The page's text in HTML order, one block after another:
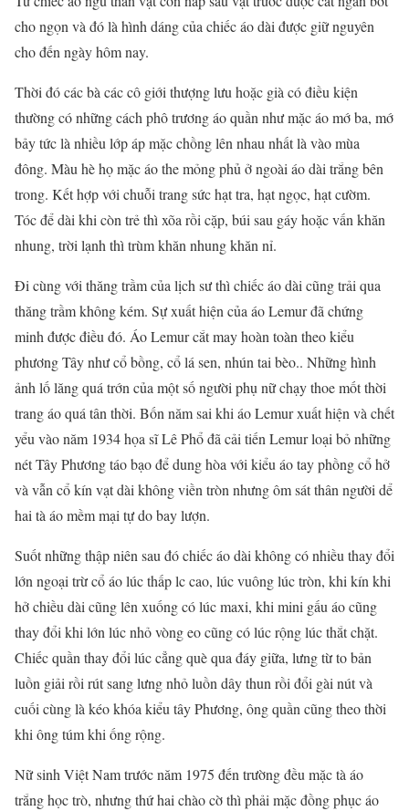
cho ngọn và đó là hình dáng của chiếc áo dài được giữ nguyên
cho đến ngày hôm nay.
Thời đó các bà các cô giới thượng lưu hoặc già có điều kiện
thường có những cách phô trương áo quần như mặc áo mớ ba, mớ
bảy tức là nhiều lớp áp mặc chồng lên nhau nhất là vào mùa
đông. Màu hè họ mặc áo the mỏng phủ ở ngoài áo dài trắng bên
trong. Kết hợp với chuỗi trang sức hạt tra, hạt ngọc, hạt cườm.
Tóc để dài khi còn trẻ thì xõa rồi cặp, búi sau gáy hoặc vấn khăn
nhung, trời lạnh thì trùm khăn nhung khăn nỉ.
Đi cùng với thăng trầm của lịch sư thì chiếc áo dài cũng trải qua
thăng trầm không kém. Sự xuất hiện của áo Lemur đã chứng
minh được điều đó. Áo Lemur cắt may hoàn toàn theo kiểu
phương Tây như cổ bồng, cổ lá sen, nhún tai bèo.. Những hình
ảnh lố lăng quá trớn của một số người phụ nữ chạy thoe mốt thời
trang áo quá tân thời. Bốn năm sai khi áo Lemur xuất hiện và chết
yểu vào năm 1934 họa sĩ Lê Phổ đã cải tiến Lemur loại bỏ những
nét Tây Phương táo bạo để dung hòa với kiểu áo tay phồng cổ hở
và vẫn cổ kín vạt dài không viền tròn nhưng ôm sát thân người dể
hai tà áo mềm mại tự do bay lượn.
Suốt những thập niên sau đó chiếc áo dài không có nhiều thay đổi
lớn ngoại trừ cổ áo lúc thấp lc cao, lúc vuông lúc tròn, khi kín khi
hở chiều dài cũng lên xuống có lúc maxi, khi mini gấu áo cũng
thay đổi khi lớn lúc nhỏ vòng eo cũng có lúc rộng lúc thắt chặt.
Chiếc quần thay đổi lúc cẳng què qua đáy giữa, lưng từ to bản
luồn giải rồi rút sang lưng nhỏ luồn dây thun rồi đổi gài nút và
cuối cùng là kéo khóa kiểu tây Phương, ông quần cũng theo thời
khi ông túm khi ống rộng.
Nữ sinh Việt Nam trước năm 1975 đến trường đều mặc tà áo
trắng học trò, nhưng thứ hai chào cờ thì phải mặc đồng phục áo